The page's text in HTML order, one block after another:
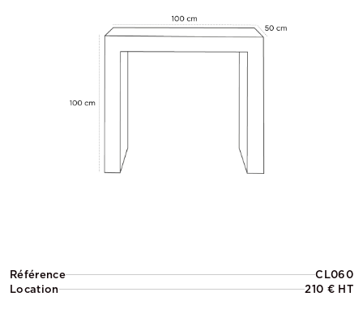
Référence
CL060
Location
210 € HT